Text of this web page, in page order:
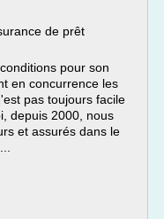
de prêt
pour son
en concurrence les
pas toujours facile
depuis 2000, nous
et assurés dans le